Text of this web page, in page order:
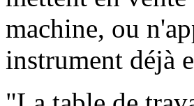
machine, ou
instrument déjà